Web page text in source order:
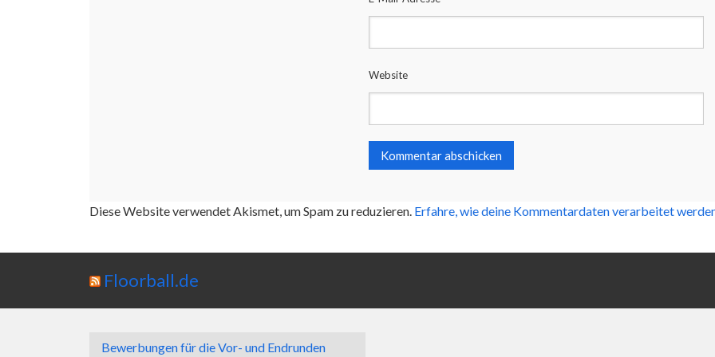
Website
Diese Website verwendet Akismet, um Spam zu reduzieren. Erfahre, wie deine Kommentardaten verarbeitet
Floorball.de
Bewerbungen für die Vor- und Endrunden